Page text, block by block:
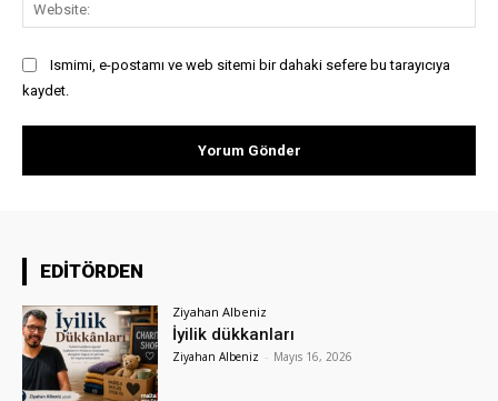
Ismimi, e-postamı ve web sitemi bir dahaki sefere bu tarayıcıya
kaydet.
EDİTÖRDEN
Ziyahan Albeniz
İyilik dükkanları
Ziyahan Albeniz - Mayıs 16, 2026